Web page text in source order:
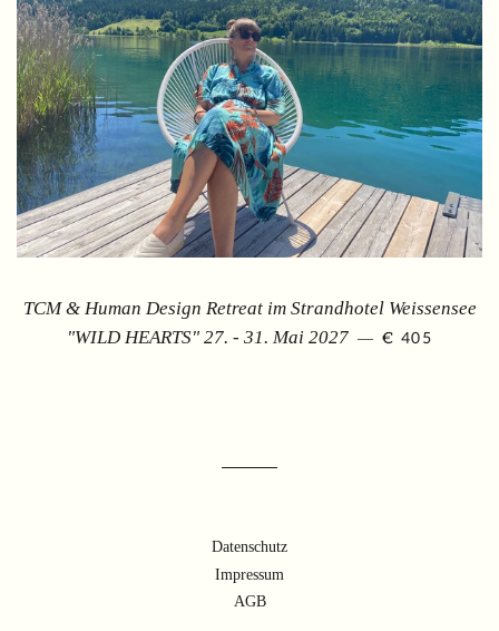
TCM & Human Design Retreat im Strandhotel Weissensee
"WILD HEARTS" 27. - 31. Mai 2027 — € 405
Datenschutz
Impressum
AGB